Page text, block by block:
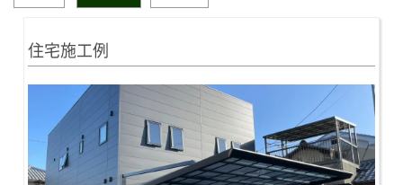
住宅施工例